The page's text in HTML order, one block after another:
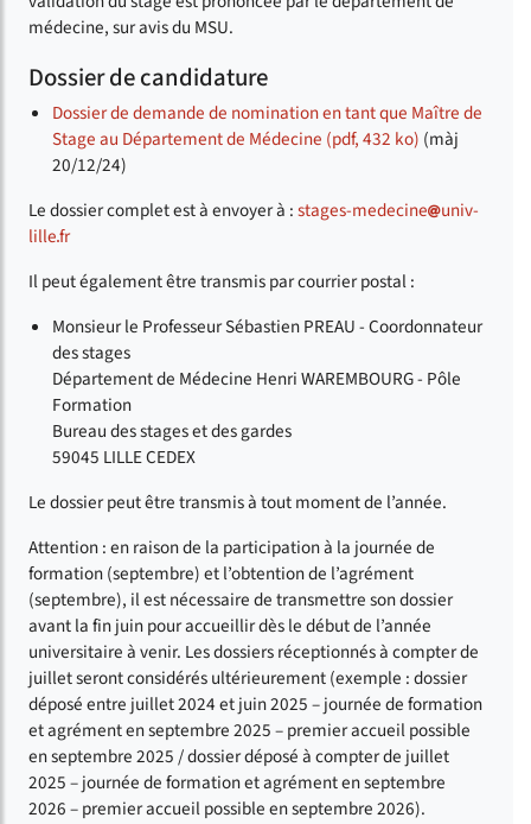
médecine, sur avis du MSU.
Dossier de candidature
Dossier de demande de nomination en tant que Maître de
Stage au Département de Médecine (pdf, 432 ko) (màj
20/12/24)
Le dossier complet est à envoyer à :stages-medecine univ-
lillefr
Il peut également être transmis par courrier postal :
Monsieur le Professeur Sébastien PREAU - Coordonnateur
des stages
Département de Médecine Henri WAREMBOURG - Pôle
Formation
Bureau des stages et des gardes
59045 LILLE CEDEX
Le dossier peut être transmis à tout moment de l’année.
Attention : en raison de la participation à la journée de
formation (septembre) et l’obtention de l’agrément
(septembre), il est nécessaire de transmettre son dossier
avant la fin juin pour accueillir dès le début de l’année
universitaire à venir. Les dossiers réceptionnés à compter de
juillet seront considérés ultérieurement (exemple : dossier
déposé entre juillet 2024 et juin 2025 – journée de formation
et agrément en septembre 2025 – premier accueil possible
en septembre 2025 / dossier déposé à compter de juillet
2025 – journée de formation et agrément en septembre
2026 – premier accueil possible en septembre 2026).